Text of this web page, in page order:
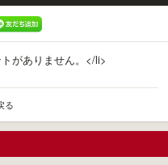
がありません。</li>
る